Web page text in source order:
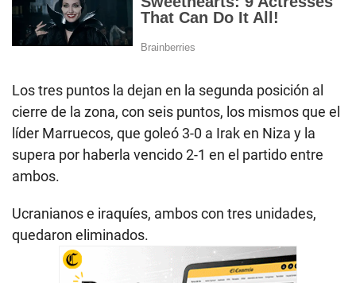
Los tres puntos la dejan en la segunda posición al
cierre de la zona, con seis puntos, los mismos que el
líder Marruecos, que goleó 3-0 a Irak en Niza y la
supera por haberla vencido 2-1 en el partido entre
ambos.
Ucranianos e iraquíes, ambos con tres unidades,
quedaron eliminados.